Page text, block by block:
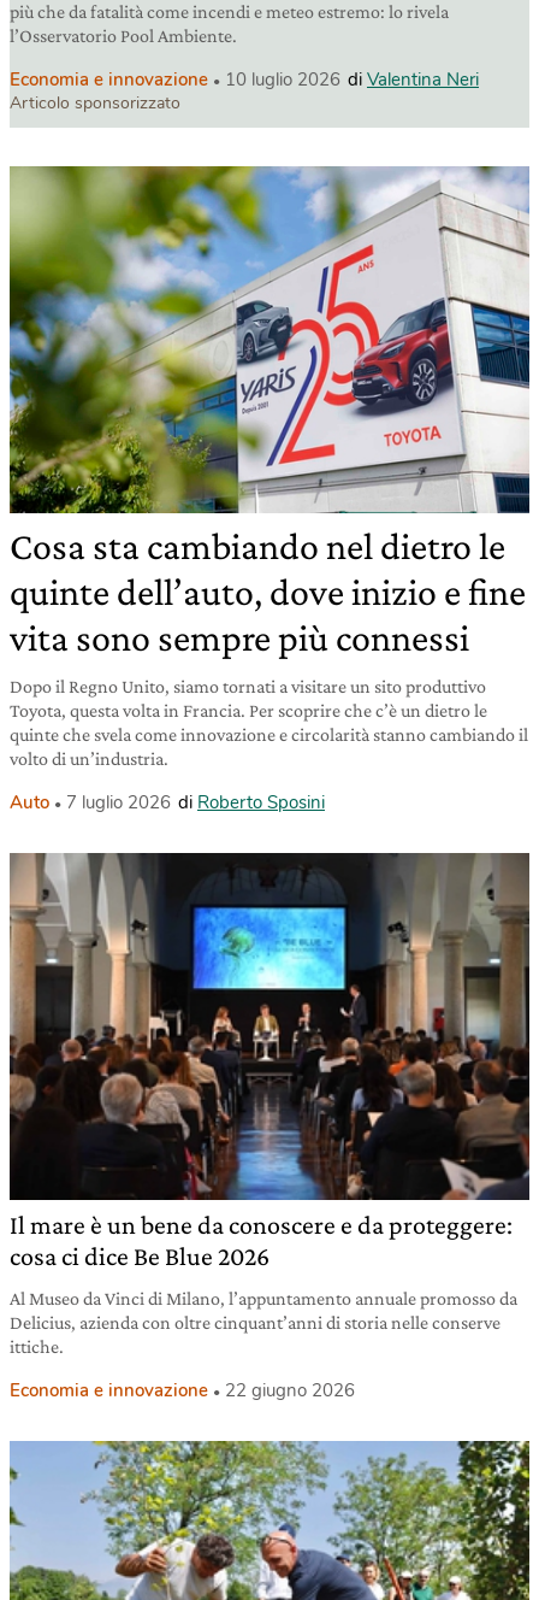
più che da fatalità come incendi e meteo estremo: lo rivela
l’Osservatorio Pool Ambiente.
Economia e innovazione 10 luglio 2026 di Valentina Neri
Articolo sponsorizzato
Cosa sta cambiando nel dietro le
quinte dell’auto, dove inizio e fine
vita sono sempre più connessi
Dopo il Regno Unito, siamo tornati a visitare un sito produttivo
Toyota, questa volta in Francia. Per scoprire che c’è un dietro le
quinte che svela come innovazione e circolarità stanno cambiando il
volto di un’industria.
Auto 7 luglio 2026 di Roberto Sposini
Il mare è un bene da conoscere e da proteggere:
cosa ci dice Be Blue 2026
Al Museo da Vinci di Milano, l’appuntamento annuale promosso da
Delicius, azienda con oltre cinquant’anni di storia nelle conserve
ittiche.
Economia e innovazione 22 giugno 2026